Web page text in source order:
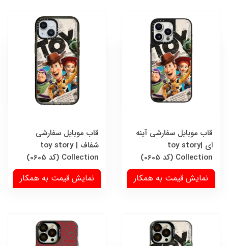
قاب موبایل سفارشی آینه
ای |toy story
Collection (کد 0605)
نمایش قیمت به همکار
قاب موبایل سفارشی
شفاف | toy story
Collection (کد 0605)
نمایش قیمت به همکار